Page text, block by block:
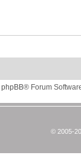
phpBB® Forum
© 2005-